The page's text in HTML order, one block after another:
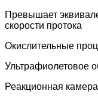
Превышает
скорости протока
Окислительные
Ультрафиолетовое
Реакционная камера